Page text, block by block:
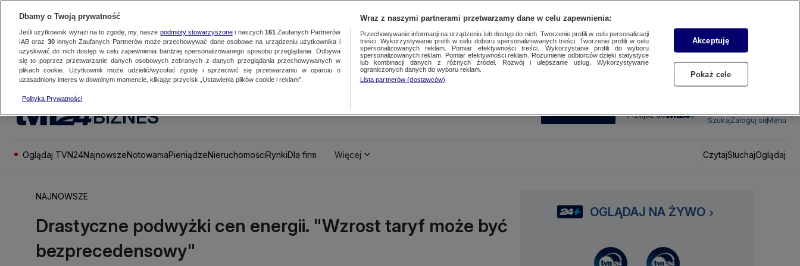
BIZNES SUBSKRYBUJ Przejdź do
SzukajZaloguj sięMenu
Oglądaj TVN24NajnowszeNotowaniaPieniądzeNieruchomościRynkiDla firm Więcej CzytajSłuchajOglądaj
NAJNOWSZE
Drastyczne podwyżki cen energii. "Wzrost taryf może być
bezprecedensowy"
OGLĄDAJ NA ŻYWO
Dbamy o Twoją prywatność
Jeśli użytkownik wyrazi na to zgodę, my, nasze podmioty stowarzyszonei naszych 161 Zaufanych Partnerów
IAB oraz 30innych Zaufanych Partnerów może przechowywać dane osobowe na urządzeniu użytkownika i
uzyskiwać do nich dostęp w celu zapewnienia bardziej spersonalizowanego sposobu przeglądania. Odbywa
się to poprzez przetwarzanie danych osobowych zebranych z danych przeglądania przechowywanych w
plikach cookie. Użytkownik może udzielić/wycofać zgodę i sprzeciwić się przetwarzaniu w oparciu o
uzasadniony interes w dowolnym momencie, klikając przycisk „Ustawienia plików cookie i reklam”.
Polityka Prywatności
Wraz z naszymi partnerami przetwarzamy dane w celu zapewnienia:
Przechowywanie informacji na urządzeniu lub dostęp do nich. Tworzenie profili w celu personalizacji
treści. Wykorzystywanie profili w celu doboru spersonalizowanych treści. Tworzenie profili w celu
spersonalizowanych reklam. Pomiar efektywności treści. Wykorzystanie profili do wyboru
spersonalizowanych reklam. Pomiar efektywności reklam. Rozumienie odbiorców dzięki statystyce
lub kombinacji danych z różnych źródeł. Rozwój i ulepszanie usług. Wykorzystywanie
ograniczonych danych do wyboru reklam.
Lista partnerów (dostawców)
Akceptuję
Pokaż cele